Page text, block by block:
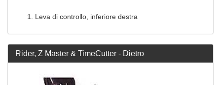
Leva di controllo, inferiore destra
Rider, Z Master & TimeCutter - Dietro